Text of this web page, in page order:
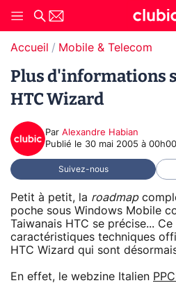
Accueil Mobile & Telecom
Plus d'informations
HTC Wizard
Par Alexandre Habian
Publié le 30 mai 2005 à 00h00
Suivez-nous
Petit à petit, la roadmap
poche sous Windows Mobile
Taiwanais HTC se précise...
caractéristiques techniques
HTC Wizard qui sont
En effet, le webzine Italien